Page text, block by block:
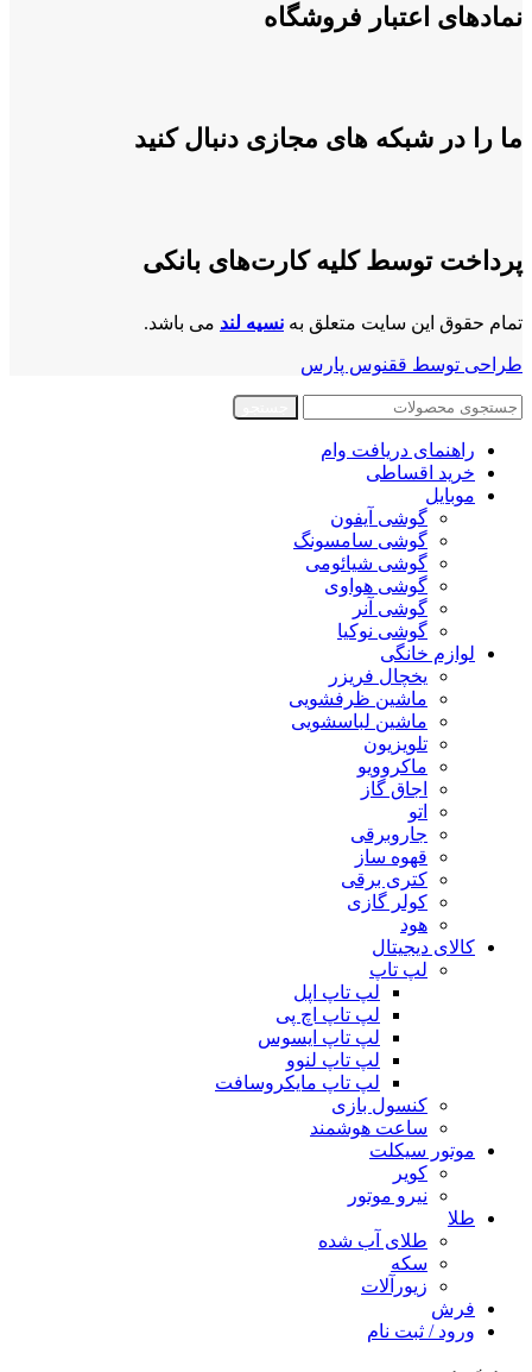
نمادهای اعتبار فروشگاه
ما را در شبکه های مجازی دنبال کنید
پرداخت توسط کلیه کارت‌های بانکی
تمام حقوق این سایت متعلق به نسیه لند می باشد.
طراحی توسط ققنوس پارس
راهنمای دریافت وام
خرید اقساطی
موبایل
گوشی آیفون
گوشی سامسونگ
گوشی شیائومی
گوشی هواوی
گوشی آنر
گوشی نوکیا
لوازم خانگی
یخچال فریزر
ماشین ظرفشویی
ماشین لباسشویی
تلویزیون
ماکروویو
اجاق گاز
اتو
جاروبرقی
قهوه ساز
کتری برقی
کولر گازی
هود
کالای دیجیتال
لپ تاپ
لپ تاپ اپل
لپ تاپ اچ پی
لپ تاپ ایسوس
لپ تاپ لنوو
لپ تاپ مایکروسافت
کنسول بازی
ساعت هوشمند
موتور سیکلت
کویر
نیرو موتور
طلا
طلای آب شده
سکه
زیورآلات
فرش
ورود / ثبت نام